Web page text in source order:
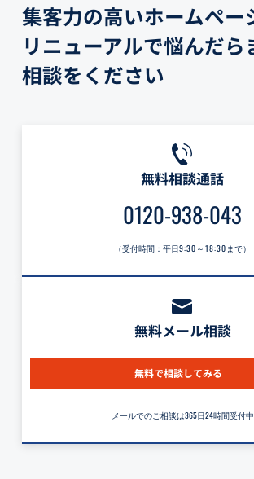
集客力の高いホームペー
リニューアルで悩んだら
相談をください
無料相談通話
0120-938-043
（受付時間：平日9:30～18:30 まで）
無料メール相談
無料で相談してみる
メールでのご相談は365日24時間受付中